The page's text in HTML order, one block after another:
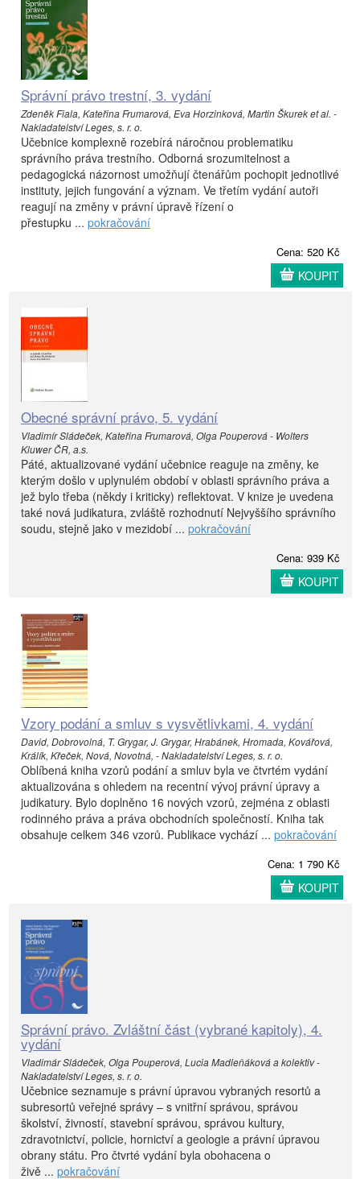
Správní právo trestní, 3. vydání
Zdeněk Fiala, Kateřina Frumarová, Eva Horzinková, Martin Škurek et al. -
Nakladatelství Leges, s. r. o.
Učebnice komplexně rozebírá náročnou problematiku
správního práva trestního. Odborná srozumitelnost a
pedagogická názornost umožňují čtenářům pochopit jednotlivé
instituty, jejich fungování a význam. Ve třetím vydání autoři
reagují na změny v právní úpravě řízení o
přestupku ... pokračování
Cena: 520 Kč
KOUPIT
Obecné správní právo, 5. vydání
Vladimír Sládeček, Kateřina Frumarová, Olga Pouperová - Wolters
Kluwer ČR, a.s.
Páté, aktualizované vydání učebnice reaguje na změny, ke
kterým došlo v uplynulém období v oblasti správního práva a
jež bylo třeba (někdy i kriticky) reflektovat. V knize je uvedena
také nová judikatura, zvláště rozhodnutí Nejvyššího správního
soudu, stejně jako v mezidobí ... pokračování
Cena: 939 Kč
KOUPIT
Vzory podání a smluv s vysvětlivkami, 4. vydání
David, Dobrovolná, T. Grygar, J. Grygar, Hrabánek, Hromada, Kovářová,
Králík, Křeček, Nová, Novotná, - Nakladatelství Leges, s. r. o.
Oblíbená kniha vzorů podání a smluv byla ve čtvrtém vydání
aktualizována s ohledem na recentní vývoj právní úpravy a
judikatury. Bylo doplněno 16 nových vzorů, zejména z oblasti
rodinného práva a práva obchodních společností. Kniha tak
obsahuje celkem 346 vzorů. Publikace vychází ... pokračování
Cena: 1 790 Kč
KOUPIT
Správní právo. Zvláštní část (vybrané kapitoly), 4.
vydání
Vladimár Sládeček, Olga Pouperová, Lucia Madleňáková a kolektiv -
Nakladatelství Leges, s. r. o.
Učebnice seznamuje s právní úpravou vybraných resortů a
subresortů veřejné správy – s vnitřní správou, správou
školství, živností, stavební správou, správou kultury,
zdravotnictví, policie, hornictví a geologie a právní úpravou
obrany státu. Pro čtvrté vydání byla obohacena o
živě ... pokračování